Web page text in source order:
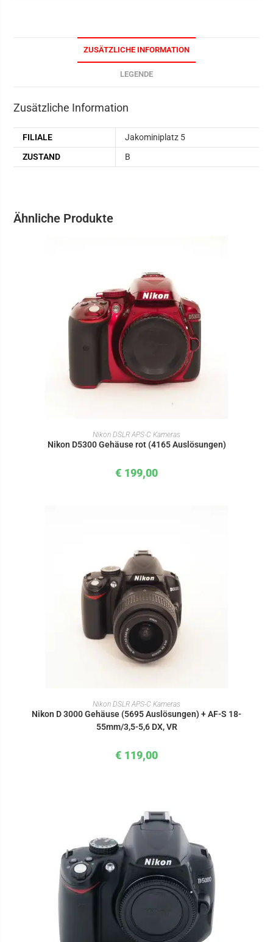
ZUSÄTZLICHE INFORMATION
LEGENDE
Zusätzliche Information
FILIALE
Jakominiplatz 5
ZUSTAND
B
Ähnliche Produkte
IN DEN WARENKORB
Nikon DSLR APS-C Kameras
Nikon D5300 Gehäuse rot (4165 Auslösungen)
€ 199,00
IN DEN WARENKORB
Nikon DSLR APS-C Kameras
Nikon D 3000 Gehäuse (5695 Auslösungen) + AF-S 18-
55mm/3,5-5,6 DX, VR
€ 119,00